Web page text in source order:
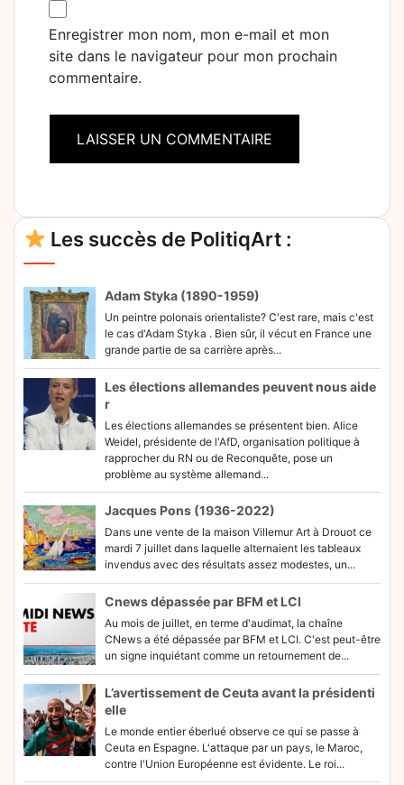
Enregistrer mon nom, mon e-mail et mon
site dans le navigateur pour mon prochain
commentaire.
Les succès de PolitiqArt :
Adam Styka (1890-1959)
Un peintre polonais orientaliste? C'est rare, mais c'est
le cas d'Adam Styka . Bien sûr, il vécut en France une
grande partie de sa carrière après...
Les élections allemandes peuvent nous aide
r
Les élections allemandes se présentent bien. Alice
Weidel, présidente de l'AfD, organisation politique à
rapprocher du RN ou de Reconquête, pose un
problème au système allemand...
Jacques Pons (1936-2022)
Dans une vente de la maison Villemur Art à Drouot ce
mardi 7 juillet dans laquelle alternaient les tableaux
invendus avec des résultats assez modestes, un...
Cnews dépassée par BFM et LCI
Au mois de juillet, en terme d'audimat, la chaîne
CNews a été dépassée par BFM et LCI. C'est peut-être
un signe inquiétant comme un retournement de...
L’avertissement de Ceuta avant la présidenti
elle
Le monde entier éberlué observe ce qui se passe à
Ceuta en Espagne. L'attaque par un pays, le Maroc,
contre l'Union Européenne est évidente. Le roi...